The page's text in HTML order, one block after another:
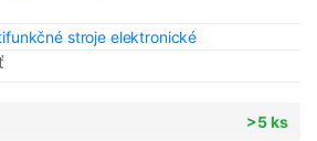
stroje elektronické
>5 ks